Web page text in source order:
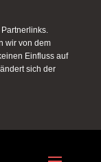
wir von dem
Einfluss auf
sich der